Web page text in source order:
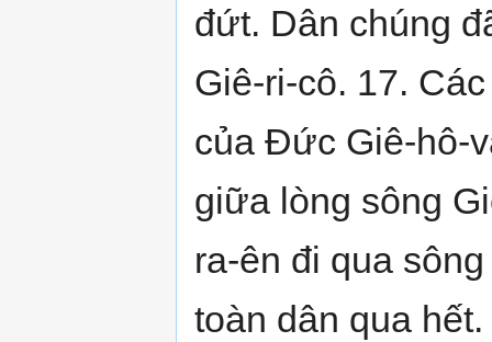
đứt. Dân chúng
Giê-ri-cô. 17.
của Đức Giê-hô-
giữa lòng sông
ra-ên đi qua
toàn dân qua hết.